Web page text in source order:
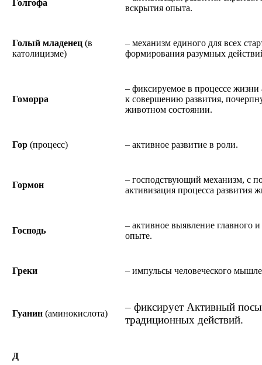
Голгофа
вскрытия опыта.
Голый младенец (в
католицизме)
– механизм единого для всех
формирования разумных
Гоморра
– фиксируемое в процессе жизни
к совершению развития,
животном состоянии.
Гор (процесс) – активное развитие в роли.
Гормон
– господствующий механизм, с
активизация процесса развития
Господь
– активное выявление главного
опыте.
Греки – импульсы человеческого
Гуанин (аминокислота)
– фиксирует Активный
традиционных действий.
Д